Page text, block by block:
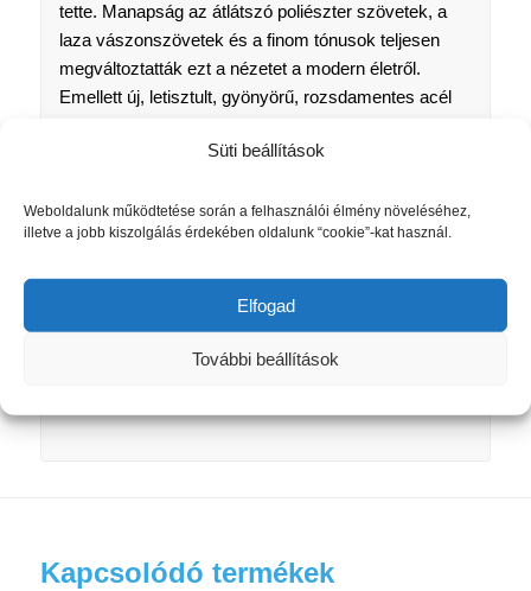
Süti beállítások
Weboldalunk működtetése során a felhasználói élmény növeléséhez,
illetve a jobb kiszolgálás érdekében oldalunk “cookie”-kat használ.
Elfogad
További beállítások
tette. Manapság az átlátszó poliészter szövetek, a
laza vászonszövetek és a finom tónusok teljesen
megváltoztatták ezt a nézetet a modern életről.
Emellett új, letisztult, gyönyörű, rozsdamentes acél
ablakdekorációnak.
anyagválasztásnál ügyeljünk arra, hogy a helyiség
és a sötétítő függönyök kombinációja is használható.
Kapcsolódó termékek